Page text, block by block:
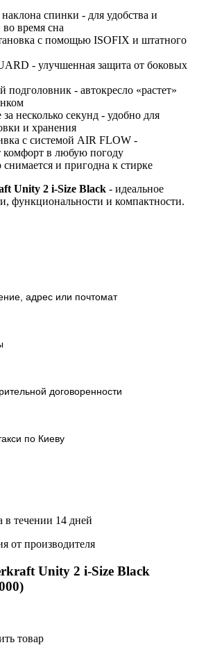
спинки - для удобства и
во время сна
с помощью ISOFIX и штатного
- улучшенная защита от боковых
подголовник - автокресло «растет»
несколько секунд - удобно для
и хранения
с системой AIR FLOW -
комфорт в любую погоду
и пригодна к стирке
Unity 2 i-Size Black - идеальное
функциональности и компактности.
адрес или почтомат
договоренности
по Киеву
в течении 14 дней
от производителя
Unity 2 i-Size Black
товар